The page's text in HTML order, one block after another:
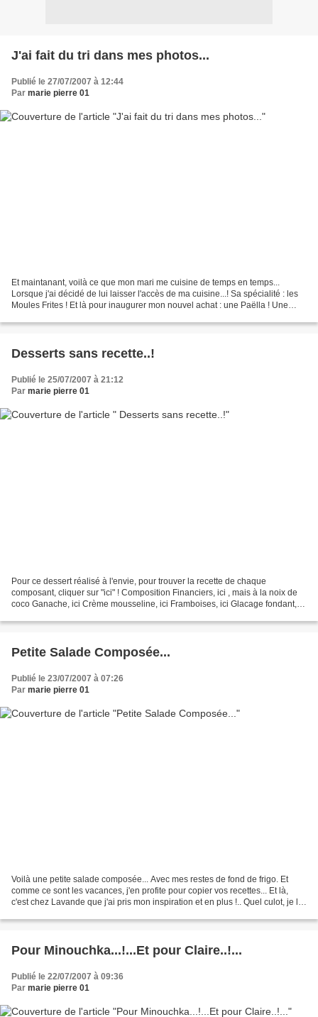
J'ai fait du tri dans mes photos...
Publié le 27/07/2007 à 12:44
Par marie pierre 01
Et maintanant, voilà ce que mon mari me cuisine de temps en temps...
Lorsque j'ai décidé de lui laisser l'accès de ma cuisine...! Sa spécialité : les
Moules Frites ! Et là pour inaugurer mon nouvel achat : une Paëlla ! Une
Desserts sans recette..!
Publié le 25/07/2007 à 21:12
Par marie pierre 01
Pour ce dessert réalisé à l'envie, pour trouver la recette de chaque
composant, cliquer sur "ici" ! Composition Financiers, ici , mais à la noix de
coco Ganache, ici Crème mousseline, ici Framboises, ici Glacage fondant,
Petite Salade Composée...
Publié le 23/07/2007 à 07:26
Par marie pierre 01
Voilà une petite salade composée... Avec mes restes de fond de frigo. Et
comme ce sont les vacances, j'en profite pour copier vos recettes... Et là,
c'est chez Lavande que j'ai pris mon inspiration et en plus !.. Quel culot, je la
Pour Minouchka...!...Et pour Claire..!...
Publié le 22/07/2007 à 09:36
Par marie pierre 01